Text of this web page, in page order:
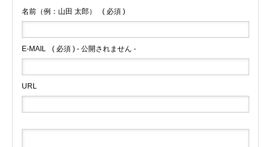
名前（例：山田 太郎） ( 必須 )
E-MAIL ( 必須 ) - 公開されません -
URL